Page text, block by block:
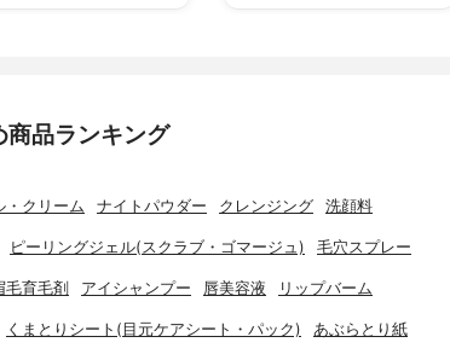
品ランキング
・クリーム ナイトパウダー クレンジング 洗顔料
ピーリングジェル(スクラブ・ゴマージュ) 毛穴スプレー
毛育毛剤 アイシャンプー 唇美容液 リップバーム
くまとりシート(目元ケアシート・パック) あぶらとり紙